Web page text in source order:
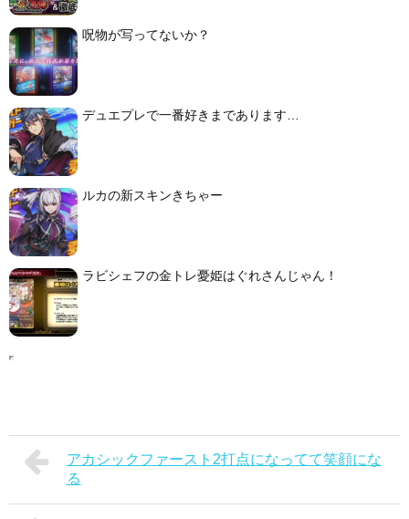
呪物が写ってないか？
デュエプレで一番好きまであります…
ルカの新スキンきちゃー
ラビシェフの金トレ憂姫はぐれさんじゃん！
アカシックファースト2打点になってて笑顔にな
る